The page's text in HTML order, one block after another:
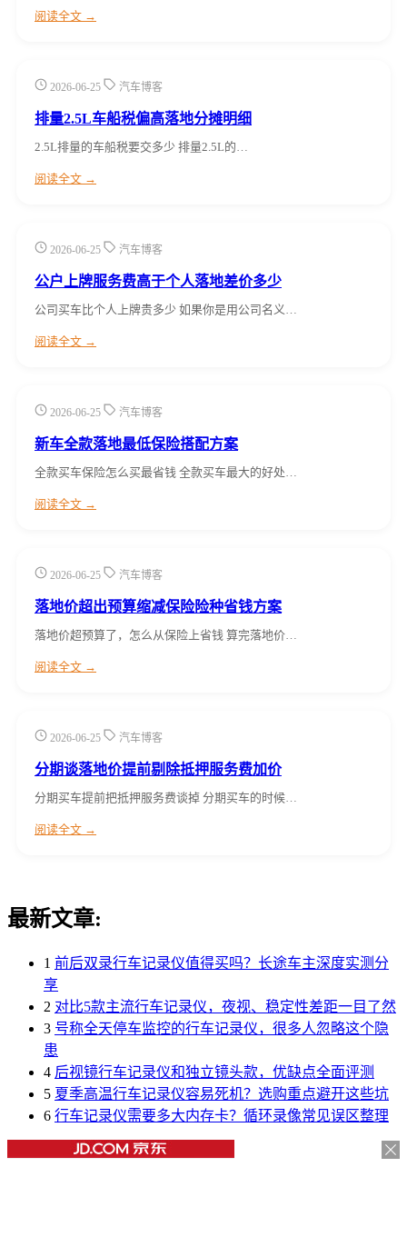
阅读全文 →
2026-06-25 汽车博客
排量2.5L车船税偏高落地分摊明细
2.5L排量的车船税要交多少 排量2.5L的…
阅读全文 →
2026-06-25 汽车博客
公户上牌服务费高于个人落地差价多少
公司买车比个人上牌贵多少 如果你是用公司名义…
阅读全文 →
2026-06-25 汽车博客
新车全款落地最低保险搭配方案
全款买车保险怎么买最省钱 全款买车最大的好处…
阅读全文 →
2026-06-25 汽车博客
落地价超出预算缩减保险险种省钱方案
落地价超预算了，怎么从保险上省钱 算完落地价…
阅读全文 →
2026-06-25 汽车博客
分期谈落地价提前剔除抵押服务费加价
分期买车提前把抵押服务费谈掉 分期买车的时候…
阅读全文 →
最新文章:
1 前后双录行车记录仪值得买吗？长途车主深度实测分
享
2 对比5款主流行车记录仪，夜视、稳定性差距一目了然
3 号称全天停车监控的行车记录仪，很多人忽略这个隐
患
4 后视镜行车记录仪和独立镜头款，优缺点全面评测
5 夏季高温行车记录仪容易死机？选购重点避开这些坑
6 行车记录仪需要多大内存卡？循环录像常见误区整理